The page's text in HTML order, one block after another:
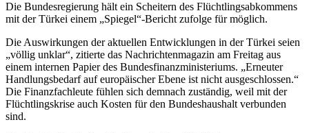
Die Bundesregierung hält ein Scheitern des Flüchtlingsabkommens
mit der Türkei einem „Spiegel“-Bericht zufolge für möglich.
Die Auswirkungen der aktuellen Entwicklungen in der Türkei seien
„völlig unklar“, zitierte das Nachrichtenmagazin am Freitag aus
einem internen Papier des Bundesfinanzministeriums. „Erneuter
Handlungsbedarf auf europäischer Ebene ist nicht ausgeschlossen.“
Die Finanzfachleute fühlen sich demnach zuständig, weil mit der
Flüchtlingskrise auch Kosten für den Bundeshaushalt verbunden
sind.